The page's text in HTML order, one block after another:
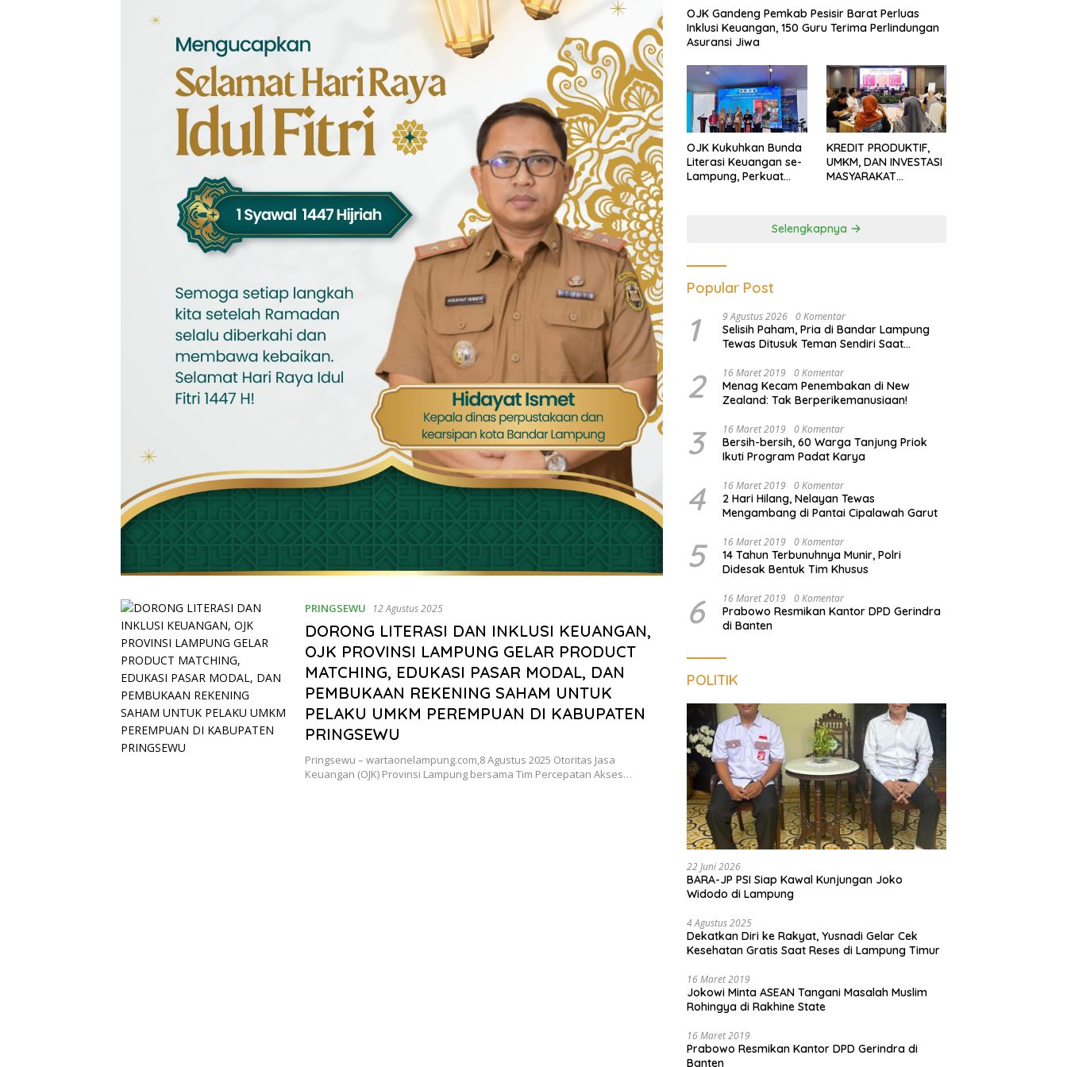
PRINGSEWU 12 Agustus 2025
DORONG LITERASI DAN INKLUSI KEUANGAN,
OJK PROVINSI LAMPUNG GELAR PRODUCT
MATCHING, EDUKASI PASAR MODAL, DAN
PEMBUKAAN REKENING SAHAM UNTUK
PELAKU UMKM PEREMPUAN DI KABUPATEN
PRINGSEWU
Pringsewu – wartaonelampung.com,8 Agustus 2025 Otoritas Jasa
Keuangan (OJK) Provinsi Lampung bersama Tim Percepatan Akses…
OJK Gandeng Pemkab Pesisir Barat Perluas
Inklusi Keuangan, 150 Guru Terima Perlindungan
Asuransi Jiwa
OJK Kukuhkan Bunda
Literasi Keuangan se-
Lampung, Perkuat
KREDIT PRODUKTIF,
UMKM, DAN INVESTASI
MASYARAKAT
Selengkapnya
Popular Post
1 9 Agustus 2026 0 Komentar
Selisih Paham, Pria di Bandar Lampung
Tewas Ditusuk Teman Sendiri Saat
2 16 Maret 2019 0 Komentar
Menag Kecam Penembakan di New
Zealand: Tak Berperikemanusiaan!
3 16 Maret 2019 0 Komentar
Bersih-bersih, 60 Warga Tanjung Priok
Ikuti Program Padat Karya
4 16 Maret 2019 0 Komentar
2 Hari Hilang, Nelayan Tewas
Mengambang di Pantai Cipalawah Garut
5 16 Maret 2019 0 Komentar
14 Tahun Terbunuhnya Munir, Polri
Didesak Bentuk Tim Khusus
6 16 Maret 2019 0 Komentar
Prabowo Resmikan Kantor DPD Gerindra
di Banten
POLITIK
22 Juni 2026
BARA-JP PSI Siap Kawal Kunjungan Joko
Widodo di Lampung
4 Agustus 2025
Dekatkan Diri ke Rakyat, Yusnadi Gelar Cek
Kesehatan Gratis Saat Reses di Lampung Timur
16 Maret 2019
Jokowi Minta ASEAN Tangani Masalah Muslim
Rohingya di Rakhine State
16 Maret 2019
Prabowo Resmikan Kantor DPD Gerindra di
Banten